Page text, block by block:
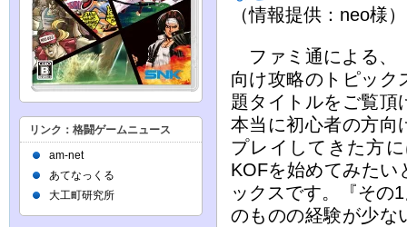
（情報提供：neo様）
ファミ通による、
向け攻略のトピック
題タイトルをご覧頂
本当に初心者の方向
プレイしてきた方
KOFを始めてみたい
ックスです。『その
のものの経験が少な
リンク：格闘ゲームニュース
am-net
あてなっくる
大工町研究所